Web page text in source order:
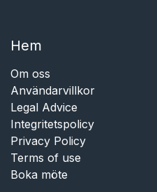
Hem​​
Om oss
Användarvillkor
Legal Advice
Integritetspolicy
Privacy Policy
Terms of use
Boka möte